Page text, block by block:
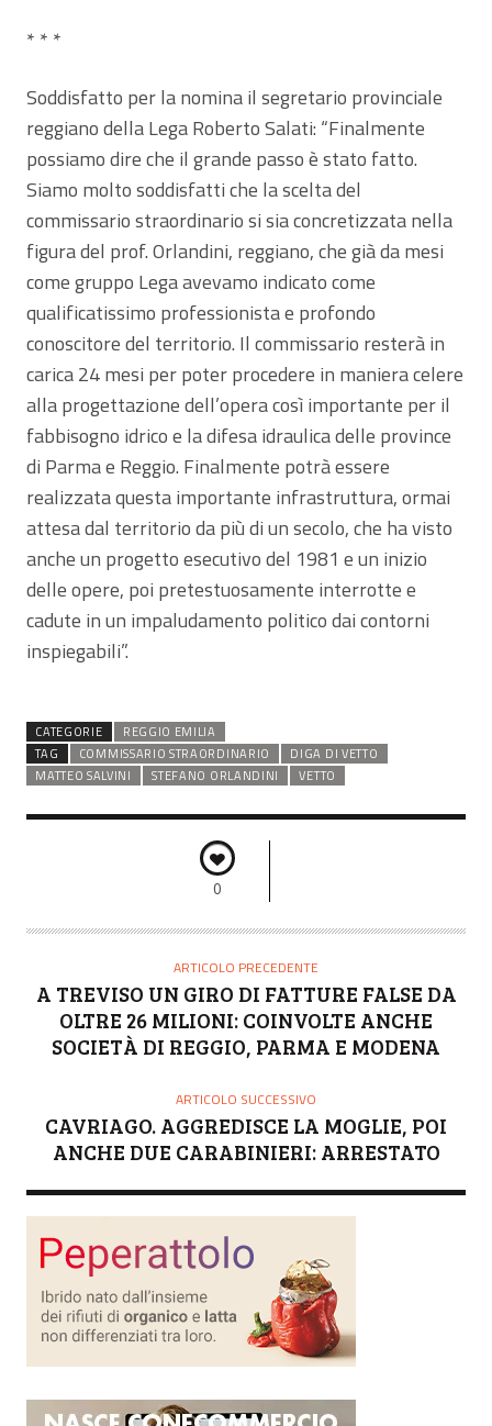
* * *
Soddisfatto per la nomina il segretario provinciale
reggiano della Lega Roberto Salati: “Finalmente
possiamo dire che il grande passo è stato fatto.
Siamo molto soddisfatti che la scelta del
commissario straordinario si sia concretizzata nella
figura del prof. Orlandini, reggiano, che già da mesi
come gruppo Lega avevamo indicato come
qualificatissimo professionista e profondo
conoscitore del territorio. Il commissario resterà in
carica 24 mesi per poter procedere in maniera celere
alla progettazione dell’opera così importante per il
fabbisogno idrico e la difesa idraulica delle province
di Parma e Reggio. Finalmente potrà essere
realizzata questa importante infrastruttura, ormai
attesa dal territorio da più di un secolo, che ha visto
anche un progetto esecutivo del 1981 e un inizio
delle opere, poi pretestuosamente interrotte e
cadute in un impaludamento politico dai contorni
inspiegabili”.
CATEGORIE
REGGIO EMILIA
TAG
COMMISSARIO STRAORDINARIO
DIGA DI VETTO
MATTEO SALVINI
STEFANO ORLANDINI VETTO
0
ARTICOLO PRECEDENTE
A TREVISO UN GIRO DI FATTURE FALSE DA
OLTRE 26 MILIONI: COINVOLTE ANCHE
SOCIETÀ DI REGGIO, PARMA E MODENA
ARTICOLO SUCCESSIVO
CAVRIAGO. AGGREDISCE LA MOGLIE, POI
ANCHE DUE CARABINIERI: ARRESTATO